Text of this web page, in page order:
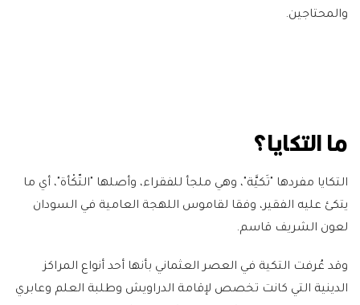
والمحتاجين.
ما التكايا؟
التكايا مفردها "تَكيَّة"، وهي ملجأ للفقراء، وأصلها "التّكْأة"، أي ما
يتكئ عليه الفقير، وفقا لقاموس اللهجة العامية في السودان
لعون الشريف قاسم.
وقد عُرفت التكية في العصر العثماني بأنها أحد أنواع المراكز
الدينية التي كانت تخصص لإقامة الدراويش وطلبة العلم وعابري